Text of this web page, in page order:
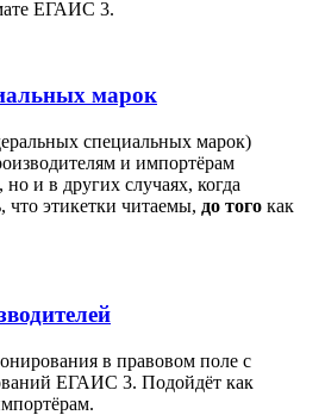
ЕГАИС 3.
марок
специальных марок)
и импортёрам
и в других случаях, когда
что этикетки читаемы, до того как
в правовом поле с
ЕГАИС 3. Подойдёт как